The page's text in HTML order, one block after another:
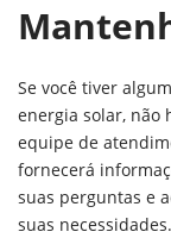
Se você tiver
energia solar, não
equipe de
fornecerá
suas perguntas e
suas necessidades.